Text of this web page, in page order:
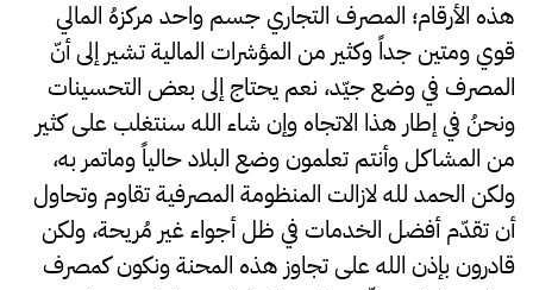
هذه الأرقام؛ المصرف التجاري جسم واحد مركزهُ المالي
قوي ومتين جداً وكثير من المؤشرات المالية تشير إلى أنّ
المصرف في وضع جيّد، نعم يحتاج إلى بعض التحسينات
ونحنُ في إطار هذا الاتجاه وإن شاء الله سنتغلب على كثير
من المشاكل وأنتم تعلمون وضع البلاد حالياً وماتمر به،
ولكن الحمد لله لازالت المنظومة المصرفية تقاوم وتحاول
أن تقدّم أفضل الخدمات في ظل أجواء غير مُريحة، ولكن
قادرون بإذن الله على تجاوز هذه المحنة ونكون كمصرف